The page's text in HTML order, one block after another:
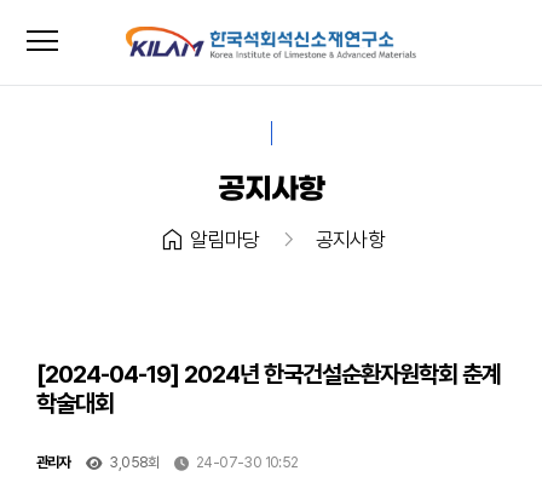
menu
공지사항
home 알림마당 chevron_right 공지사항
[2024-04-19] 2024년 한국건설순환자원학회 춘계
학술대회
관리자 3,058회 24-07-30 10:52